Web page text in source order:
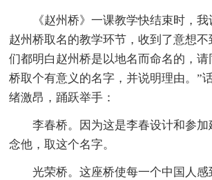
《赵州桥》一课教学快结束时，我
赵州桥取名的教学环节，收到了意想
们都明白赵州桥是以地名而命名的，
桥取个有意义的名字，并说明理由。”
绪激昂，踊跃举手：
李春桥。因为这是李春设计和参加
念他，取这个名字。
光荣桥。这座桥使每一个中国人感